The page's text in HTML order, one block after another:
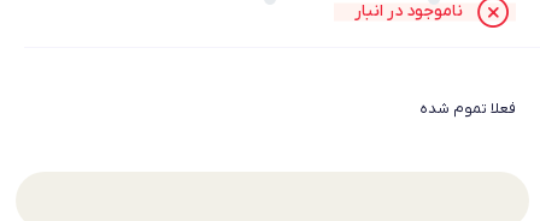
ناموجود در انبار
فعلا تموم شده